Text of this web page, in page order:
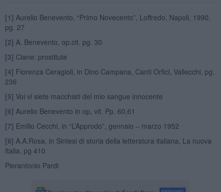
[1] Aurelio Benevento, “Primo Novecento”, Loffredo, Napoli, 1990,
pg. 27
[2] A. Benevento, op.cit. pg. 30
[3] Ciane: prostitute
[4] Fiorenza Ceragioli, in Dino Campana, Canti Orfici, Vallecchi, pg.
236
[5] Voi vi siete macchiati del mio sangue innocente
[6] Aurelio Benevento in op, vit. Pp. 60,61
[7] Emilio Cecchi, in “L’Approdo”, gennaio – marzo 1952
[8] A.A.Rosa, in Sintesi di storia della letteratura italiana, La nuova
Italia, pg 410
Pierantonio Pardi